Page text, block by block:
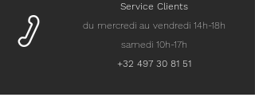
Service Clients
du mercredi au vendredi 14h-18h
samedi 10h-17h
+32 497 30 81 51